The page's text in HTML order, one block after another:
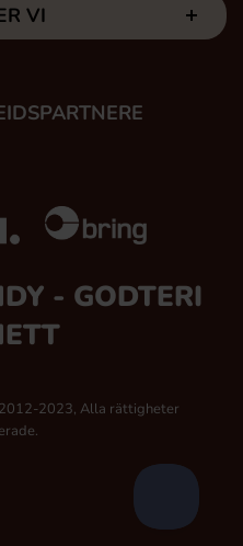
VI
- GODTERI
2023, Alla rättigheter